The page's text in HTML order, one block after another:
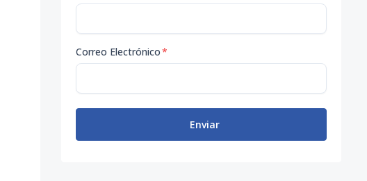
Correo Electrónico*
Enviar